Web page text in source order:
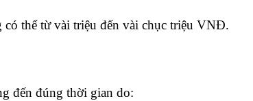
thể từ vài triệu đến vài chục triệu VNĐ.
đến đúng thời gian do: